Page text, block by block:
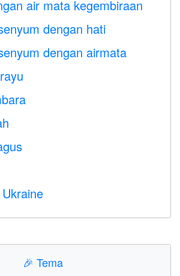
air mata kegembiraan
dengan hati
dengan airmata
🎉 Tema